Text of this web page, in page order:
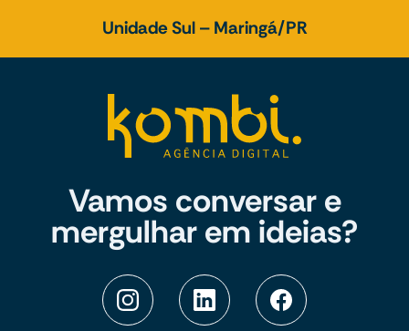
Unidade Sul – Maringá/PR
Vamos conversar e
mergulhar em ideias?